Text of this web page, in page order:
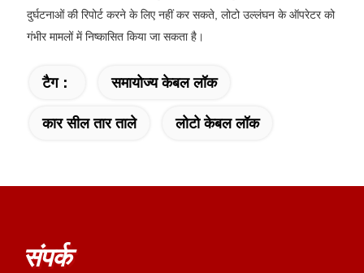
दुर्घटनाओं की रिपोर्ट करने के लिए नहीं कर सकते, लोटो उल्लंघन के ऑपरेटर को
गंभीर मामलों में निष्कासित किया जा सकता है।
टैग： समायोज्य केबल लॉक
कार सील तार ताले लोटो केबल लॉक
संपर्क